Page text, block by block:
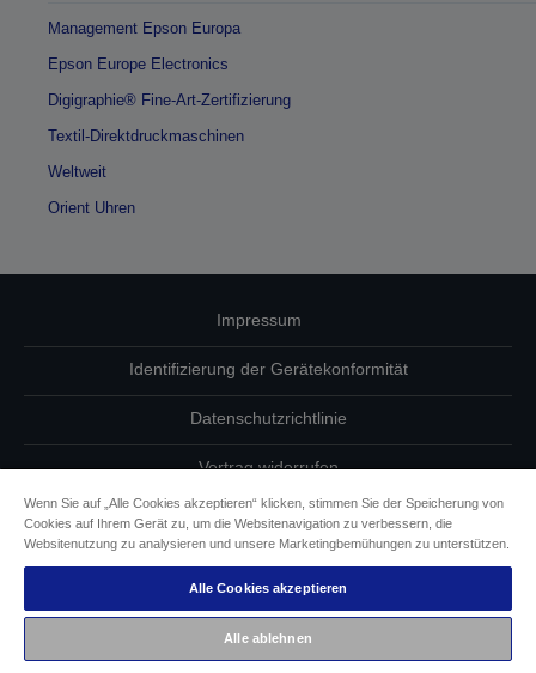
Management Epson Europa
Epson Europe Electronics
Digigraphie® Fine-Art-Zertifizierung
Textil-Direktdruckmaschinen
Weltweit
Orient Uhren
Impressum
Identifizierung der Gerätekonformität
Datenschutzrichtlinie
Vertrag widerrufen
Einhaltung der EU-Datenverordnung
Fragen zum Datenschutz
Informationen zu Cookies
Epson Engagement für Barrierefreiheit
Wenn Sie auf „Alle Cookies akzeptieren“ klicken, stimmen Sie der Speicherung von
Cookies auf Ihrem Gerät zu, um die Websitenavigation zu verbessern, die
Websitenutzung zu analysieren und unsere Marketingbemühungen zu unterstützen.
Alle Cookies akzeptieren
Alle ablehnen